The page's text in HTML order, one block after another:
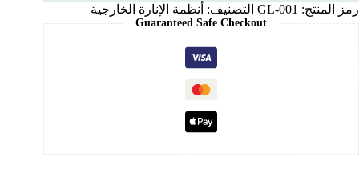
رمز المنتج: GL-001 التصنيف: أنظمة الإنارة الخارجية
Guaranteed Safe Checkout